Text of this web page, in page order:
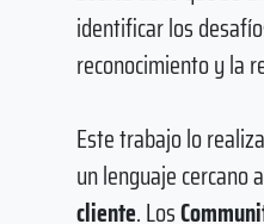
identificar los
reconocimiento y la
Este trabajo lo
un lenguaje cercano
cliente. Los